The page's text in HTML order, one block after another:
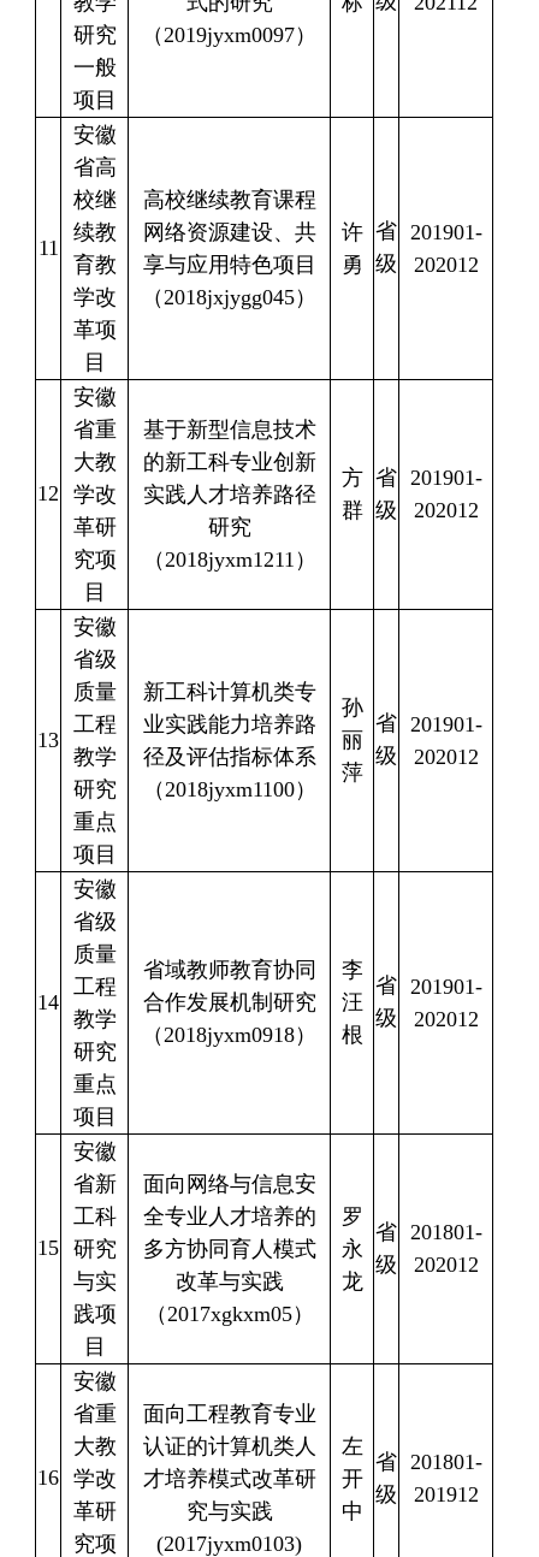
研究
一般
项目
（2019jyxm0097）
11
安徽
省高
校继
续教
育教
学改
革项
目
高校继续教育课程
网络资源建设、共
享与应用特色项目
（2018jxjygg045）
许
勇
省
级
201901-
202012
12
安徽
省重
大教
学改
革研
究项
目
基于新型信息技术
的新工科专业创新
实践人才培养路径
研究
（2018jyxm1211 ）
方
群
省
级
201901-
202012
13
安徽
省级
质量
工程
教学
研究
重点
项目
新工科计算机类专
业实践能力培养路
径及评估指标体系
（2018jyxm1100）
孙
丽
萍
省
级
201901-
202012
14
安徽
省级
质量
工程
教学
研究
重点
项目
省域教师教育协同
合作发展机制研究
（2018jyxm0918）
李
汪
根
省
级
201901-
202012
15
安徽
省新
工科
研究
与实
践项
目
面向网络与信息安
全专业人才培养的
多方协同育人模式
改革与实践
（2017xgkxm05）
罗
永
龙
省
级
201801-
202012
16
安徽
省重
大教
学改
革研
究项
面向工程教育专业
认证的计算机类人
才培养模式改革研
究与实践
(2017jyxm0103)
左
开
中
省
级
201801-
201912